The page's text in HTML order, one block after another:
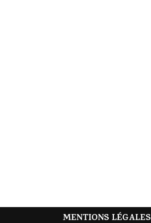
MENTIONS LÉGALES